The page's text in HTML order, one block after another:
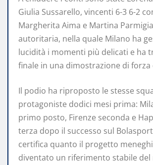
Giulia Sussarello, vincenti 6-3 6-2
Margherita Aima e Martina
autoritaria, nella quale Milano ha
lucidità i momenti più delicati e ha
finale in una dimostrazione di forza
Il podio ha riproposto le stesse
protagoniste dodici mesi prima:
primo posto, Firenze seconda e
terza dopo il successo sul
certifica quanto il progetto
diventato un riferimento stabile